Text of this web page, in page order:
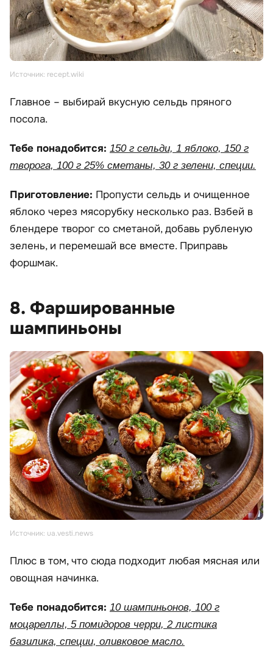
Источник: recept.wiki
Главное – выбирай вкусную сельдь пряного
посола.
Тебе понадобится: 150 г сельди, 1 яблоко, 150 г
творога, 100 г 25% сметаны, 30 г зелени, специи.
Приготовление: Пропусти сельдь и очищенное
яблоко через мясорубку несколько раз. Взбей в
блендере творог со сметаной, добавь рубленую
зелень, и перемешай все вместе. Приправь
форшмак.
8. Фаршированные
шампиньоны
Источник: ua.vesti.news
Плюс в том, что сюда подходит любая мясная или
овощная начинка.
Тебе понадобится: 10 шампиньонов, 100 г
моцареллы, 5 помидоров черри, 2 листика
базилика, специи, оливковое масло.